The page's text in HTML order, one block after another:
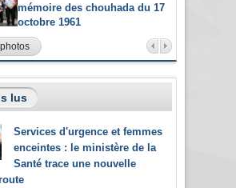
mémoire des chouhada du 17
octobre 1961
lus
Services d'urgence et femmes
enceintes : le ministère de la
Santé trace une nouvelle